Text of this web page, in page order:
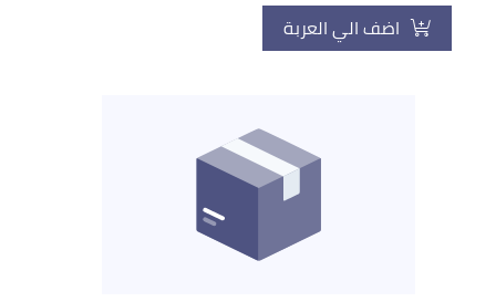
اضف الي العربة